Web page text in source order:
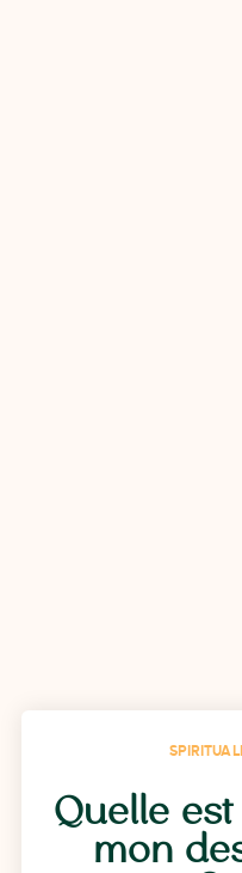
Quelle
mon